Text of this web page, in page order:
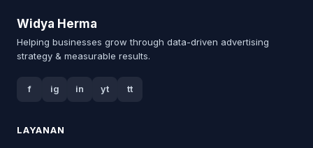
Widya Herma
Helping businesses grow through data-driven advertising
strategy & measurable results.
f ig in yt tt
LAYANAN